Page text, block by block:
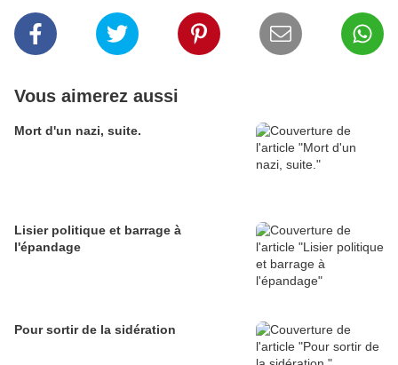
Vous aimerez aussi
Mort d'un nazi, suite.
Lisier politique et barrage à
l'épandage
Pour sortir de la sidération